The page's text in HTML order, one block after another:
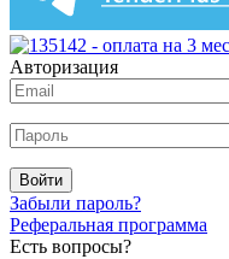
Авторизация
Войти
Забыли пароль?
Реферальная программа
Есть вопросы?